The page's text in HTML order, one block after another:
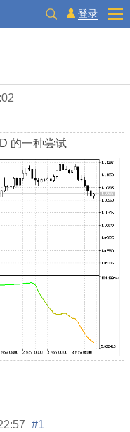
登录
的一种尝试
#1